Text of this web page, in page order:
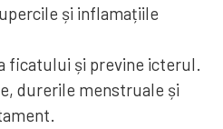
și inflamațiile
ficatului și previne icterul.
durerile menstruale și